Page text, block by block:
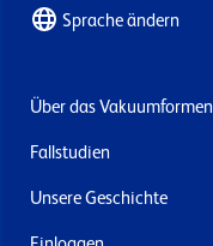
Sprache ändern
Über das Vakuumformen
Fallstudien
Unsere Geschichte